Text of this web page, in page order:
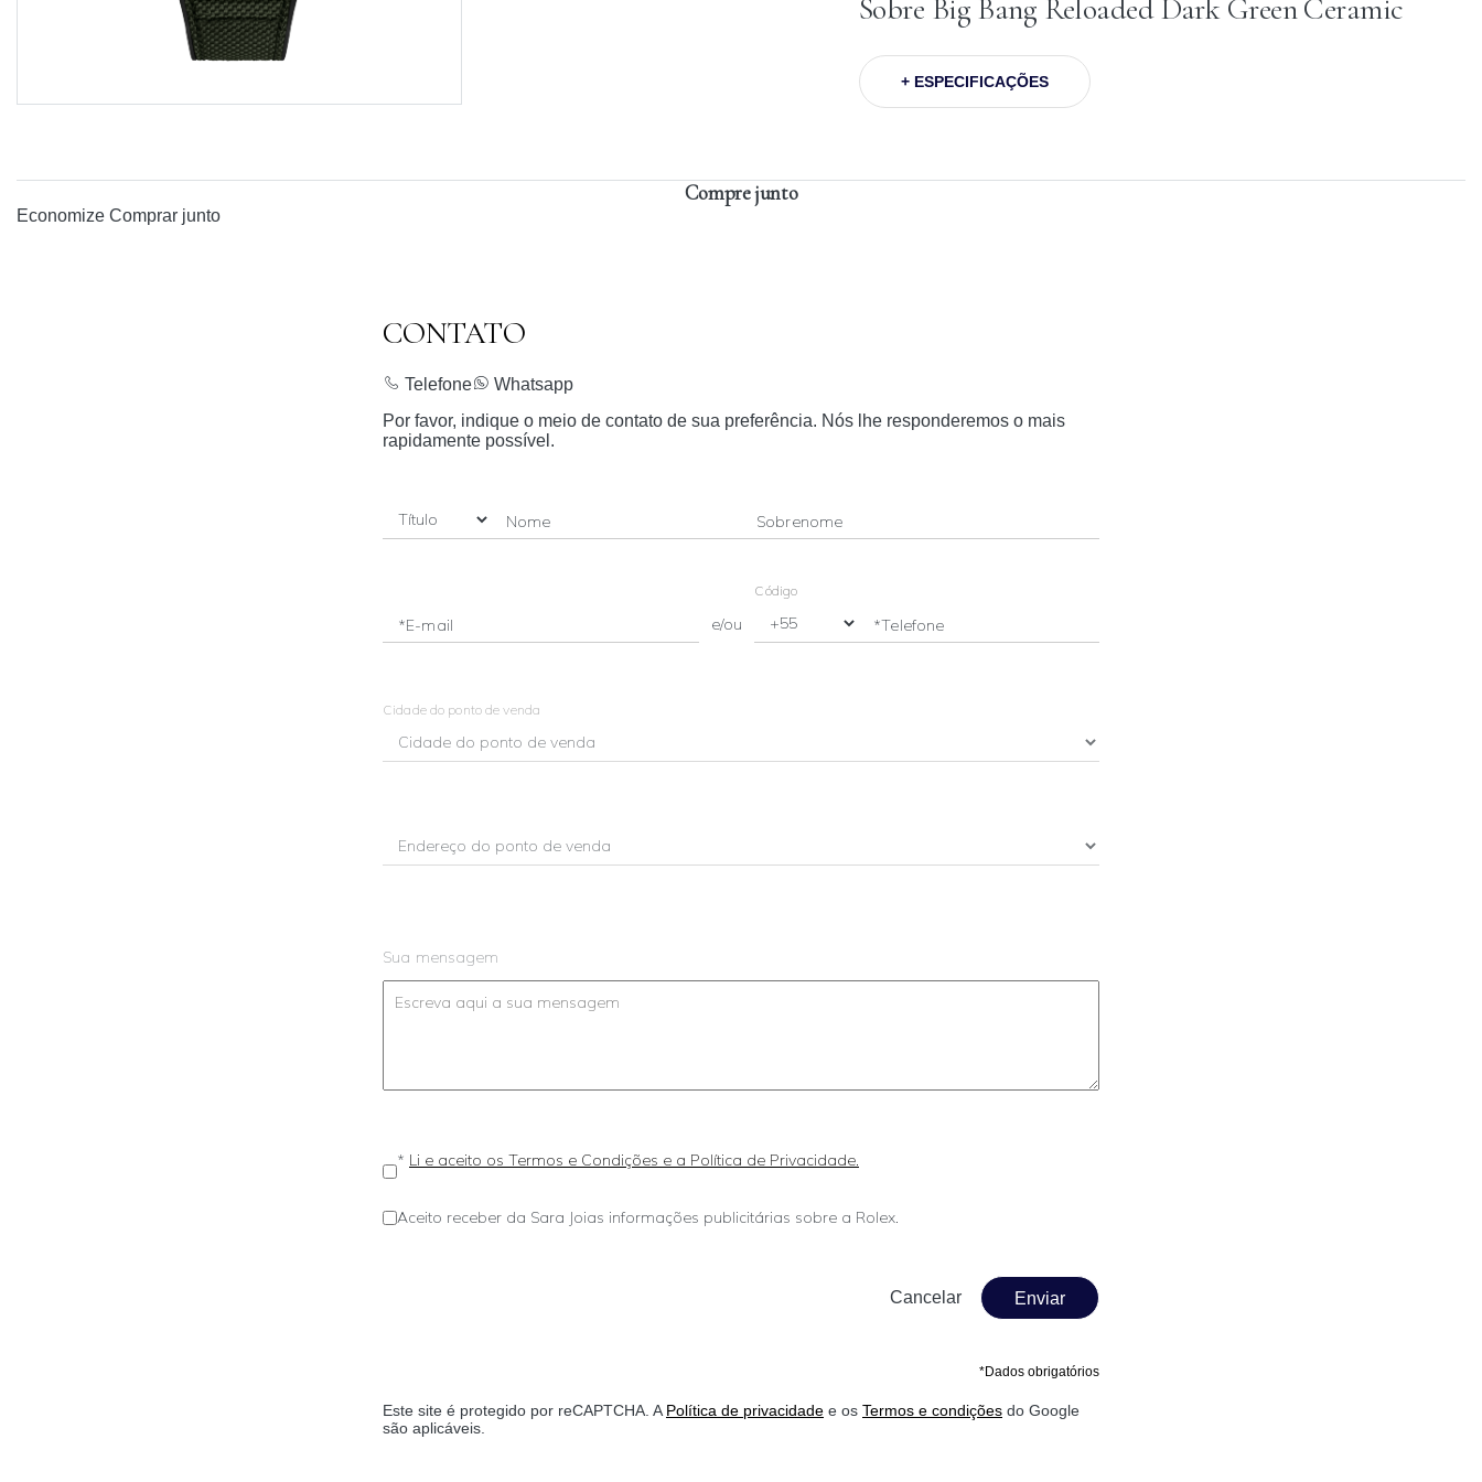
Sobre Big Bang Reloaded Dark Green Ceramic
+ ESPECIFICAÇÕES
Compre junto
Economize Comprar junto
CONTATO
Telefone
Whatsapp
Por favor, indique o meio de contato de sua preferência. Nós lhe responderemos o mais
rapidamente possível.
Nome Sobrenome
*E-mail e/ou
Código
*Telefone
Cidade do ponto de venda
Sua mensagem
* Li e aceito os Termos e Condições e a Política de Privacidade.
Aceito receber da Sara Joias informações publicitárias sobre a Rolex.
Enviar
*Dados obrigatórios
Este site é protegido por reCAPTCHA. A Política de privacidade e os Termos e condições do Google
são aplicáveis.